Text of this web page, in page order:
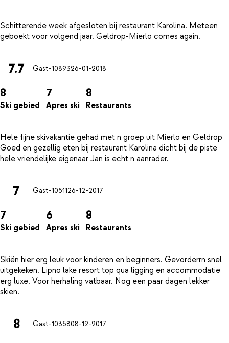
Schitterende week afgesloten bij restaurant Karolina. Meteen
7.7 Gast-1089326-01-2018
8
Ski gebied
7
Apres ski
8
Restaurants
Hele fijne skivakantie gehad met n groep uit Mierlo en Geldrop
Goed en gezellig eten bij restaurant Karolina dicht bij de piste
7 Gast-1051126-12-2017
7
Ski gebied
6
Apres ski
8
Restaurants
Skiën hier erg leuk voor kinderen en beginners. Gevorderrn snel
uitgekeken. Lipno lake resort top qua ligging en accommodatie
erg luxe. Voor herhaling vatbaar. Nog een paar dagen lekker
8 Gast-1035808-12-2017